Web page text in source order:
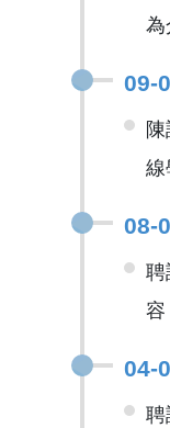
為
09-
線
08-
聘
容
04-
聘